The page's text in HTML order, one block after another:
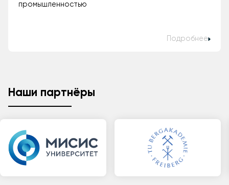
промышленностью
Подробнее
Наши партнёры